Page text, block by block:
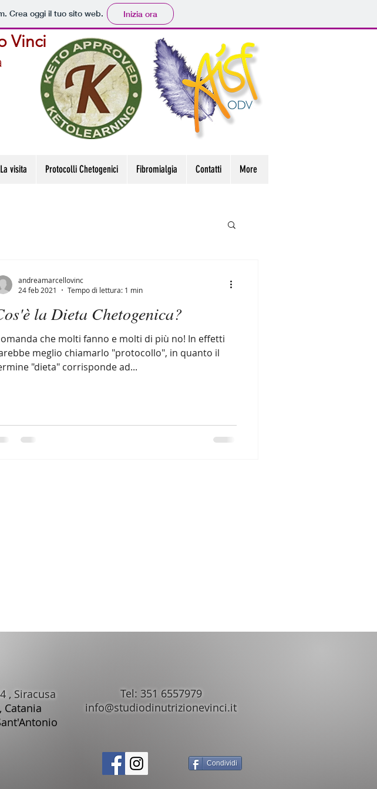
. Crea oggi il tuo sito web. Inizia ora
Vinci
la Dieta Chetogenica?
che molti fanno e molti di più no! In effetti
meglio chiamarlo "protocollo", in quanto il
"dieta" corrisponde ad...
andreamarcellovinc
24 feb 2021
Tempo di lettura: 1 min
La visita Protocolli Chetogenici Fibromialgia Contatti More
, Siracusa
Catania
Tel: 351 6557979
info@studiodinutrizionevinci.it
Condividi